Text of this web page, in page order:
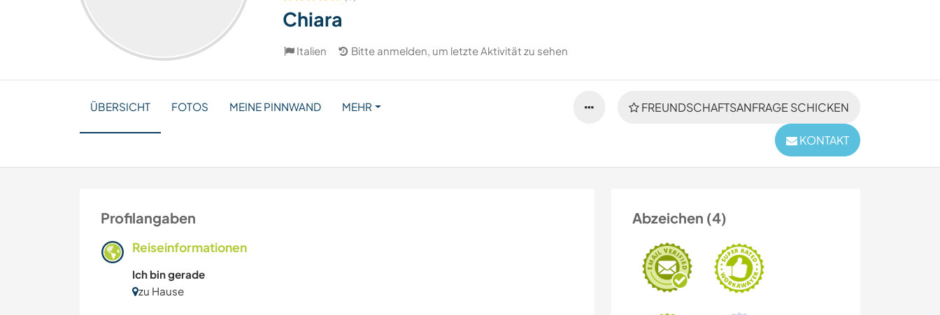
Chiara
Italien Bitte anmelden, um letzte Aktivität zu sehen
FREUNDSCHAFTSANFRAGE SCHICKEN
KONTAKT
ÜBERSICHT FOTOS MEINE PINNWAND MEHR
Abzeichen (4)
Profilangaben
Reiseinformationen
Ich bin gerade
zu Hause